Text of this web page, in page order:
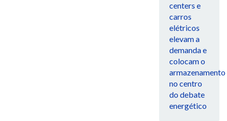
centers e
carros
elétricos
elevam a
demanda e
colocam o
armazenamento
no centro
do debate
energético